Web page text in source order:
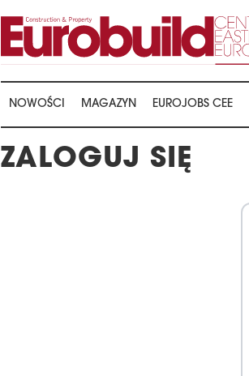
NOWOŚCI MAGAZYN EUROJOBS CEE
ZALOGUJ SIĘ